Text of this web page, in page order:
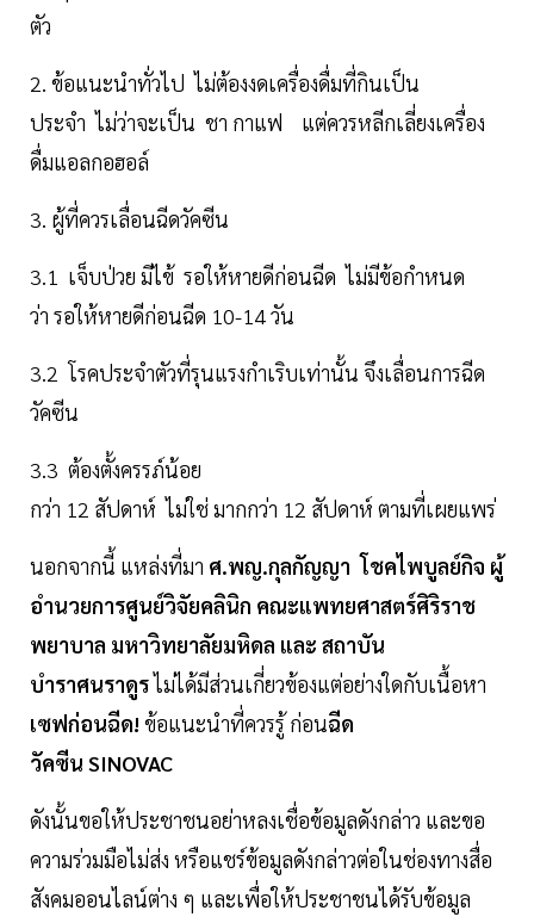
ตัว
2. ข้อแนะนำทั่วไป ไม่ต้องงดเครื่องดื่มที่กินเป็น
ประจำ ไม่ว่าจะเป็น ชา กาแฟ แต่ควรหลีกเลี่ยงเครื่อง
ดื่มแอลกอฮอล์
3. ผู้ที่ควรเลื่อนฉีดวัคซีน
3.1 เจ็บป่วย มีไข้ รอให้หายดีก่อนฉีด ไม่มีข้อกำหนด
ว่า รอให้หายดีก่อนฉีด 10-14 วัน
3.2 โรคประจำตัวที่รุนแรงกำเริบเท่านั้น จึงเลื่อนการฉีด
วัคซีน
3.3 ต้องตั้งครรภ์น้อย
กว่า 12 สัปดาห์ ไม่ใช่ มากกว่า 12 สัปดาห์ ตามที่เผยแพร่
นอกจากนี้ แหล่งที่มา ศ.พญ.กุลกัญญา โชคไพบูลย์กิจ ผู้
อำนวยการศูนย์วิจัยคลินิก คณะแพทยศาสตร์ศิริราช
พยาบาล มหาวิทยาลัยมหิดล และ สถาบัน
บำราศนราดูรไม่ได้มีส่วนเกี่ยวข้องแต่อย่างใดกับเนื้อหา
เซฟก่อนฉีด! ข้อแนะนำที่ควรรู้ ก่อนฉีด
วัคซีน SINOVAC
ดังนั้นขอให้ประชาชนอย่าหลงเชื่อข้อมูลดังกล่าว และขอ
ความร่วมมือไม่ส่ง หรือแชร์ข้อมูลดังกล่าวต่อในช่องทางสื่อ
สังคมออนไลน์ต่าง ๆ และเพื่อให้ประชาชนได้รับข้อมูล